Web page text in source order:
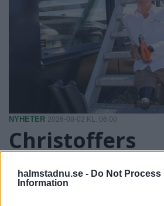
halmstadnu.se - Do Not Process
Information
NYHETER 2026-08-02 KL. 06:00
Christoffers
uppfinning
världen